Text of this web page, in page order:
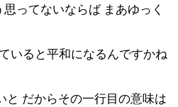
ってないならば まあゆっく
いると平和になるんですかね
と だからその一行目の意味は